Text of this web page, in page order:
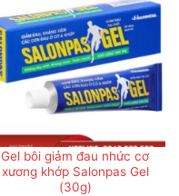
Gel bôi giảm đau nhức cơ
xương khớp Salonpas Gel
(30g)